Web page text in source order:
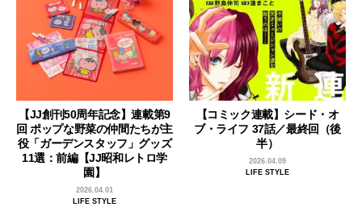
【JJ創刊50周年記念】連載第9
回 ポップな野菜の仲間たちが主
役「ガーデンスタッフ」グッズ
11選：前編【JJ昭和レトロ学
園】
2026.04.01
LIFE STYLE
【コミック連載】シード・オ
ブ・ライフ 37話／最終回（後
半）
2026.04.09
LIFE STYLE